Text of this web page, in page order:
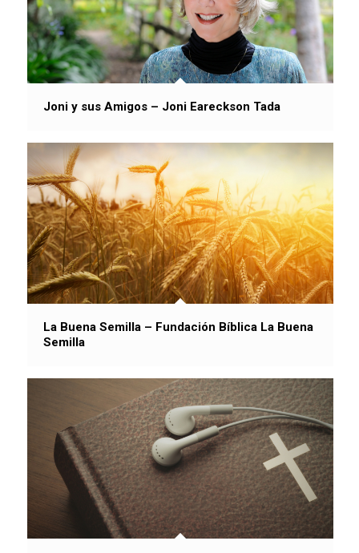
Joni y sus Amigos – Joni Eareckson Tada
La Buena Semilla – Fundación Bíblica La Buena
Semilla